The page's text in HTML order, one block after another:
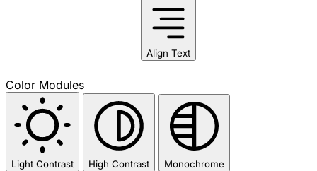
Align Text
Color Modules
Light Contrast High Contrast Monochrome